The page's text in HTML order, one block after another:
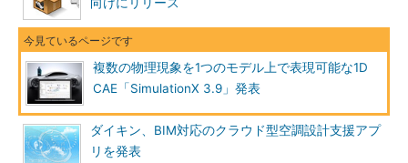
複数の物理現象を1つのモデル上で表現可能な1D
CAE「SimulationX 3.9」発表
ダイキン、BIM対応のクラウド型空調設計支援アプ
リを発表